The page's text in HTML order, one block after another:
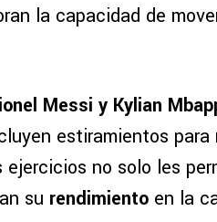
la capacidad de
Messi y Kylian
estiramientos
no solo les
su rendimiento en la